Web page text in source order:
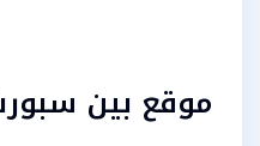
موقع بين